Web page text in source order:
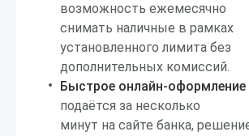
возможность ежемесячно
снимать наличные в рамках
установленного лимита без
дополнительных комиссий.
Быстрое онлайн-оформление
подаётся за несколько
минут на сайте банка,